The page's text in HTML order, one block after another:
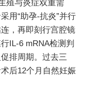
殖与炎症双重需
用“助孕-抗炎”并行
，再即刻行宫腔镜
IL-6 mRNA检测判
排周期。过去三
后12个月自然妊娠